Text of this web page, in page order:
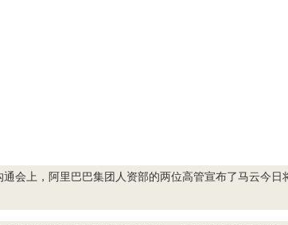
会上，阿里巴巴集团人资部的两位高管宣布了马云今